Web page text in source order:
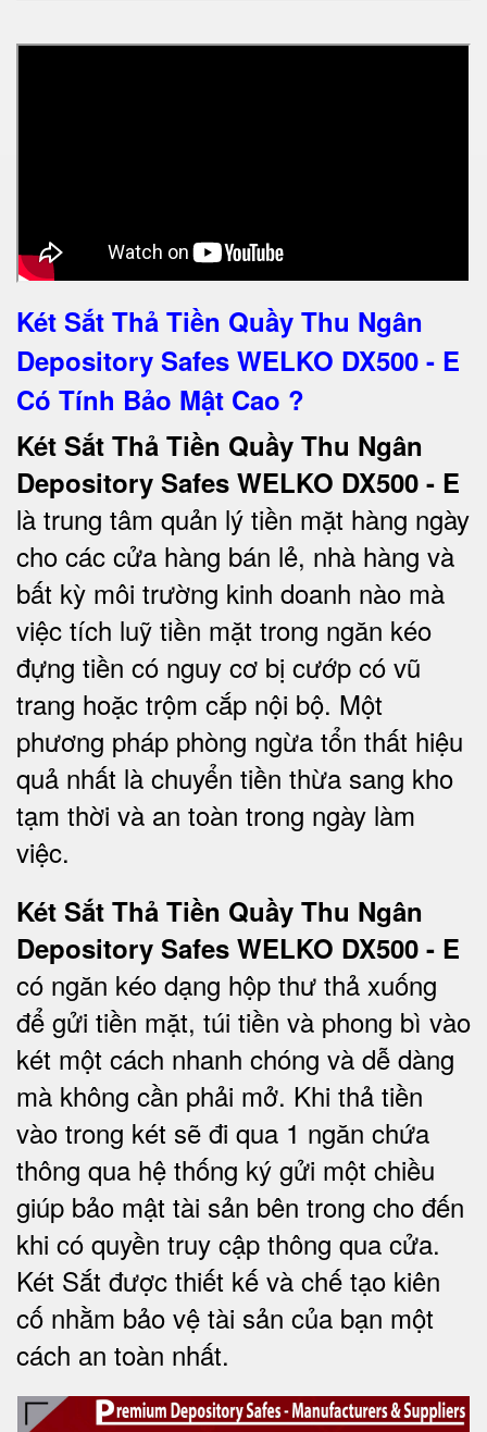
Két Sắt Thả Tiền Quầy Thu Ngân
Depository Safes WELKO DX500 - E
Có Tính Bảo Mật Cao ?
Két Sắt Thả Tiền Quầy Thu Ngân
Depository Safes WELKO DX500 - E
là trung tâm quản lý tiền mặt hàng ngày
cho các cửa hàng bán lẻ, nhà hàng và
bất kỳ môi trường kinh doanh nào mà
việc tích luỹ tiền mặt trong ngăn kéo
đựng tiền có nguy cơ bị cướp có vũ
trang hoặc trộm cắp nội bộ. Một
phương pháp phòng ngừa tổn thất hiệu
quả nhất là chuyển tiền thừa sang kho
tạm thời và an toàn trong ngày làm
việc.
Két Sắt Thả Tiền Quầy Thu Ngân
Depository Safes WELKO DX500 - E
có ngăn kéo dạng hộp thư thả xuống
để gửi tiền mặt, túi tiền và phong bì vào
két một cách nhanh chóng và dễ dàng
mà không cần phải mở. Khi thả tiền
vào trong két sẽ đi qua 1 ngăn chứa
thông qua hệ thống ký gửi một chiều
giúp bảo mật tài sản bên trong cho đến
khi có quyền truy cập thông qua cửa.
Két Sắt được thiết kế và chế tạo kiên
cố nhằm bảo vệ tài sản của bạn một
cách an toàn nhất.